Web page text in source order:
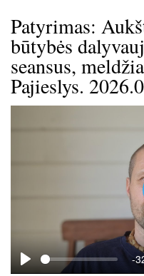
Patyrimas:
būtybės
seansus,
Pajieslys.
-